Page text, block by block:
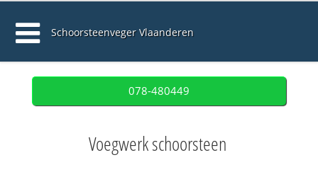
Schoorsteenveger Vlaanderen
078-480449
Voegwerk schoorsteen